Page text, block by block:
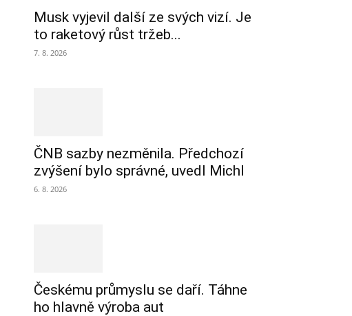
Musk vyjevil další ze svých vizí. Je
to raketový růst tržeb...
7. 8. 2026
ČNB sazby nezměnila. Předchozí
zvýšení bylo správné, uvedl Michl
6. 8. 2026
Českému průmyslu se daří. Táhne
ho hlavně výroba aut